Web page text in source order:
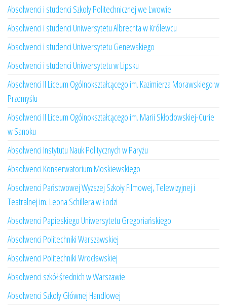
Absolwenci i studenci Szkoły Politechnicznej we Lwowie
Absolwenci i studenci Uniwersytetu Albrechta w Królewcu
Absolwenci i studenci Uniwersytetu Genewskiego
Absolwenci i studenci Uniwersytetu w Lipsku
Absolwenci II Liceum Ogólnokształcącego im. Kazimierza Morawskiego w
Przemyślu
Absolwenci II Liceum Ogólnokształcącego im. Marii Skłodowskiej-Curie
w Sanoku
Absolwenci Instytutu Nauk Politycznych w Paryżu
Absolwenci Konserwatorium Moskiewskiego
Absolwenci Państwowej Wyższej Szkoły Filmowej, Telewizyjnej i
Teatralnej im. Leona Schillera w Łodzi
Absolwenci Papieskiego Uniwersytetu Gregoriańskiego
Absolwenci Politechniki Warszawskiej
Absolwenci Politechniki Wrocławskiej
Absolwenci szkół średnich w Warszawie
Absolwenci Szkoły Głównej Handlowej